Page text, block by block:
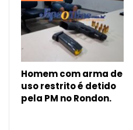
Homem com arma de
uso restrito é detido
pela PM no Rondon.